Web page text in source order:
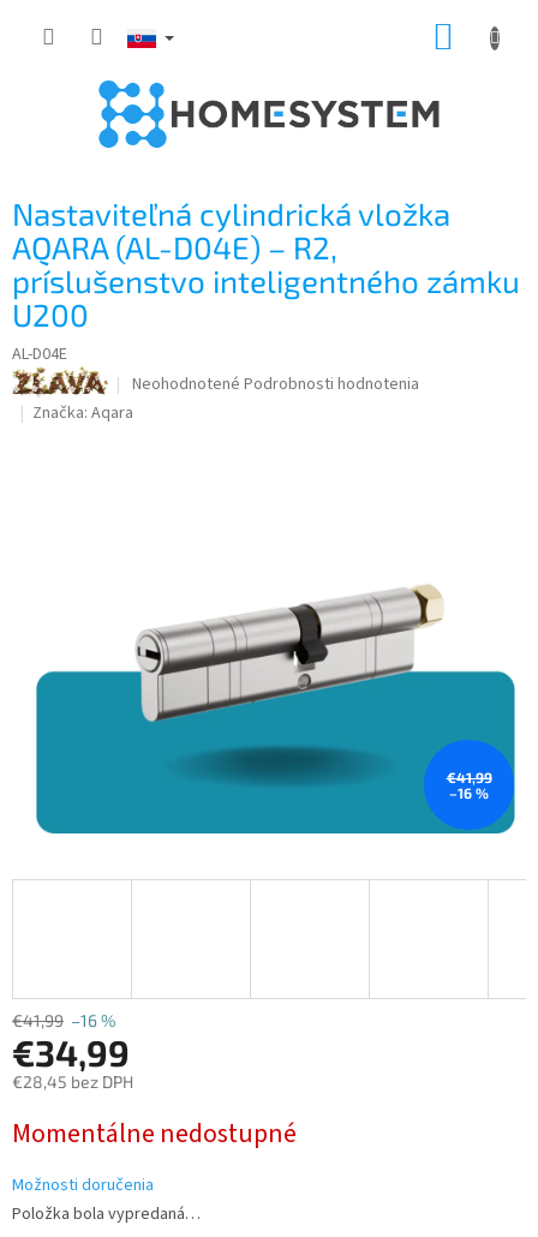
Nastaviteľná cylindrická vložka
AQARA (AL-D04E) – R2,
príslušenstvo inteligentného zámku
U200
AL-D04E
Priemerné
hodnotenie
Neohodnotené Podrobnosti hodnotenia
Značka: Aqara
€41,99
–16 %
€41,99 –16 %
€34,99
€28,45 bez DPH
cena:
Momentálne nedostupné
Možnosti doručenia
Položka bola vypredaná…